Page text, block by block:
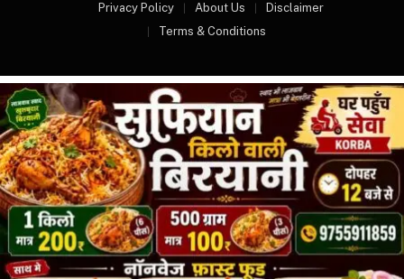
Privacy Policy About Us
Disclaimer
Terms & Conditions